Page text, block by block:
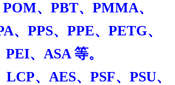
、PBT、PMMA、
、PPS、PPE、PETG、
、ASA 等。
、AES、PSF、PSU、